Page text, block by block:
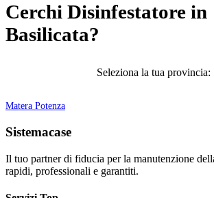
Cerchi Disinfestatore in
Basilicata?
Seleziona la tua provincia:
Matera Potenza
Sistemacase
Il tuo partner di fiducia per la manutenzione
rapidi, professionali e garantiti.